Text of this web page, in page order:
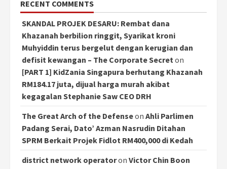
RECENT COMMENTS
SKANDAL PROJEK DESARU: Rembat dana
Khazanah berbilion ringgit, Syarikat kroni
Muhyiddin terus bergelut dengan kerugian dan
defisit kewangan – The Corporate Secret on
[PART 1] KidZania Singapura berhutang Khazanah
RM184.17 juta, dijual harga murah akibat
kegagalan Stephanie Saw CEO DRH
The Great Arch of the Defenseon Ahli Parlimen
Padang Serai, Dato’ Azman Nasrudin Ditahan
SPRM Berkait Projek Fidlot RM400,000 di Kedah
district network operatoron Victor Chin Boon